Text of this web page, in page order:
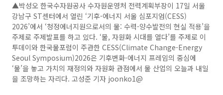
▲박성오 한국수자원공사 수자원운영처 전력계획부장이 17일 서울
강남구 ST센터에서 열린 ‘기후-에너지 서울 심포지엄(CESS)
2026’에서 ‘청정에너지원으로서의 물: 수력-양수발전의 현실 적용’을
주제로 주제발표를 하고 있다. ‘물, 자원화 시대를 열다’를 주제로 이
투데이와 한국물포럼이 주관한 CESS(Climate Change-Energy
Seoul Symposium)2026은 기후변화-에너지 프레임의 중심에
‘물’을 놓고 가치의 재정의와 자원화 관점에서 물 산업의 오늘과 내일
을 조망하는 자리다. 고성준 기자 joonko1@